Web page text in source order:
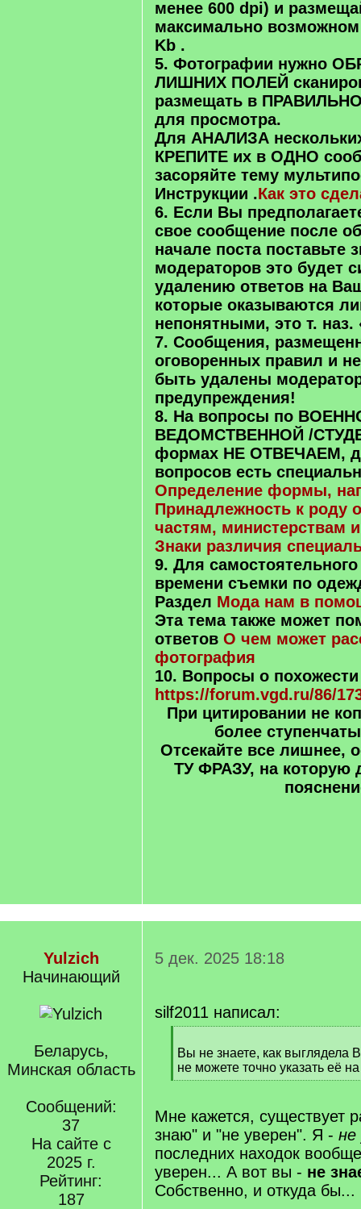
менее 600 dpi) и
максимально возможном
Kb .
5. Фотографии нужно
ЛИШНИХ ПОЛЕЙ
размещать в
для просмотра.
Для АНАЛИЗА
КРЕПИТЕ их в ОДНО
засоряйте тему
Инструкции .Как это
6. Если Вы
свое сообщение после
начале поста поставьте
модераторов это будет
удалению ответов на
которые оказываются
непонятными, это т. наз.
7. Сообщения,
оговоренных правил и
быть удалены
предупреждения!
8. На вопросы по
ВЕДОМСТВЕННОЙ /
формах НЕ ОТВЕЧАЕМ,
вопросов есть
Определение формы,
Принадлежность к роду
частям, министерствам
Знаки различия
9. Для
времени съемки по
Раздел Мода нам в
Эта тема также может
ответов О чем может
фотография
10. Вопросы о
https://forum.vgd.ru/86/
При цитировании не
более
Отсекайте все лишнее,
ТУ ФРАЗУ, на которую
Yulzich
Начинающий
Беларусь,
Минская область
Сообщений:
37
На сайте с
2025 г.
Рейтинг:
187
5 дек. 2025 18:18
silf2011 написал:
q
]
Вы не знаете, как выглядела
не можете точно указать её
[
q
]
Мне кажется, существует
знаю" и "не уверен". Я - не
последних находок
уверен... А вот вы - не
Собственно, и откуда бы...